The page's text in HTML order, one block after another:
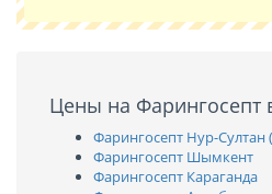
Цены на Фарингосепт
Фарингосепт Нур-Султан
Фарингосепт Шымкент
Фарингосепт Караганда